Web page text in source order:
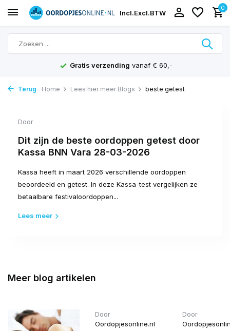
Incl.Excl.BTW
0
Gratis verzending vanaf € 60,-
Terug Home Lees hier meer Blogs beste getest
Door
Dit zijn de beste oordoppen getest door
Kassa BNN Vara 28-03-2026
Kassa heeft in maart 2026 verschillende oordoppen
beoordeeld en getest. In deze Kassa-test vergelijken ze
betaalbare festivaloordoppen...
Lees meer
Meer blog artikelen
Door
Oordopjesonline.nl
Door